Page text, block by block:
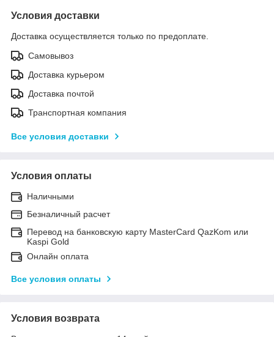
Условия доставки
Доставка осуществляется только по предоплате.
Самовывоз
Доставка курьером
Доставка почтой
Транспортная компания
Все условия доставки
Условия оплаты
Наличными
Безналичный расчет
Перевод на банковскую карту MasterCard QazKom или
Kaspi Gold
Онлайн оплата
Все условия оплаты
Условия возврата